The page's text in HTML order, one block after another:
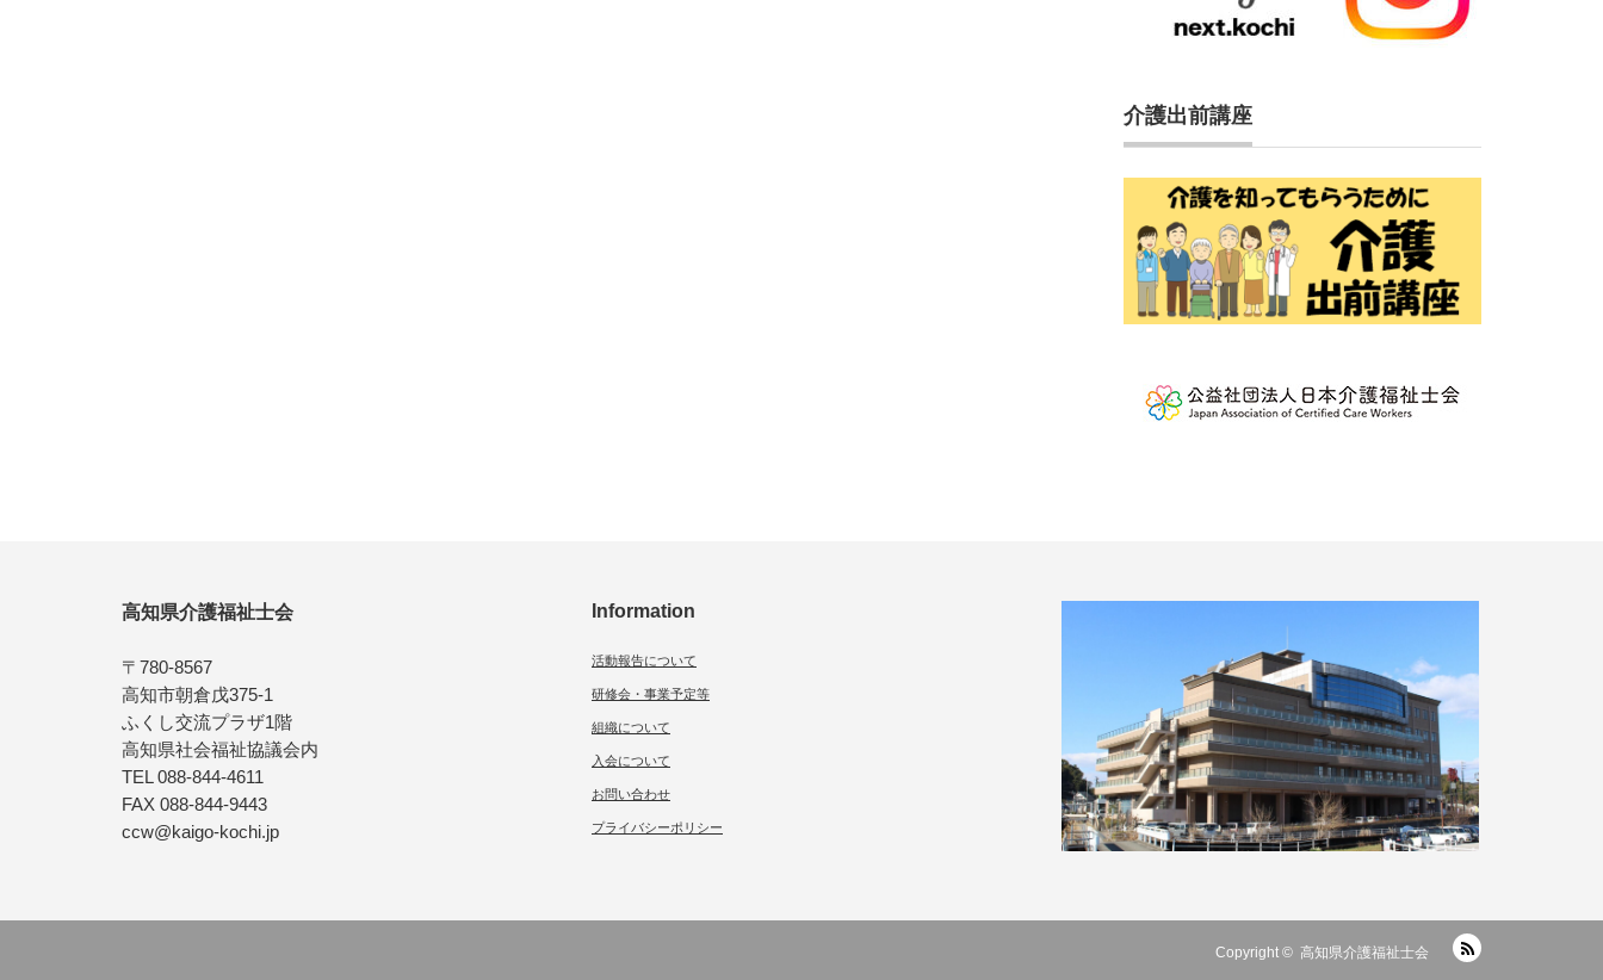
介護出前講座
高知県介護福祉士会
〒780-8567
高知市朝倉戊375-1
ふくし交流プラザ1階
高知県社会福祉協議会内
TEL 088-844-4611
FAX 088-844-9443
ccw@kaigo-kochi.jp
Information
活動報告について
研修会・事業予定等
組織について
入会について
お問い合わせ
プライバシーポリシー
Copyright © 高知県介護福祉士会